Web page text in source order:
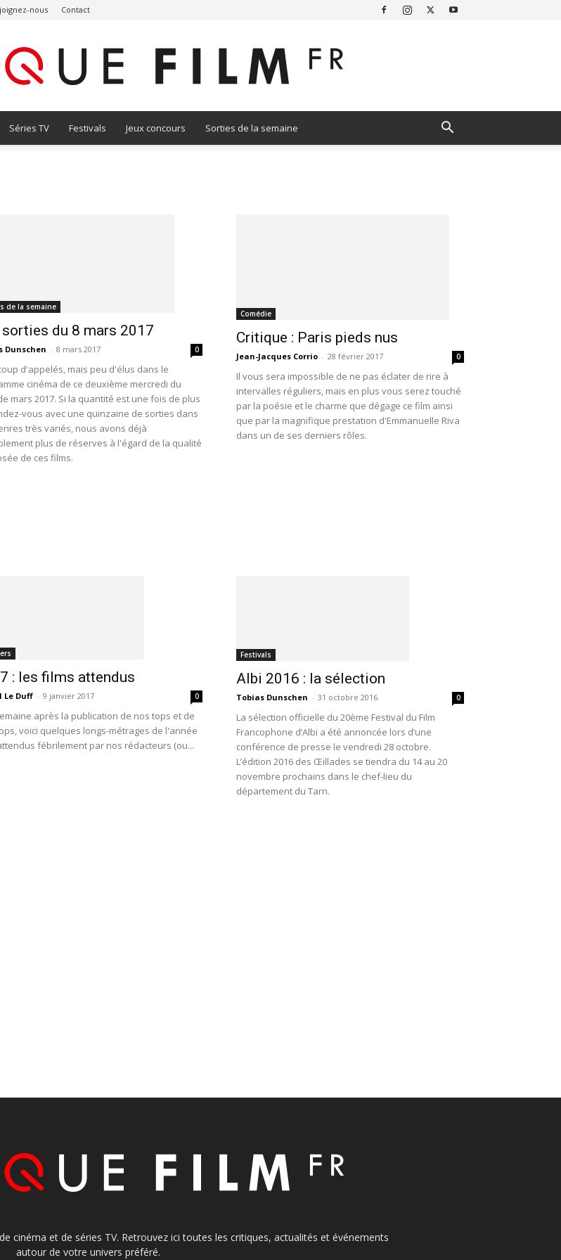
nous Contact
Séries TV Festivals Jeux concours Sorties de la semaine
de la semaine
sorties du 8 mars 2017
Dunschen - 8 mars 2017 0
d'appelés, mais peu d'élus dans le
cinéma de ce deuxième mercredi du
mars 2017. Si la quantité est une fois de plus
vous avec une quinzaine de sorties dans
très variés, nous avons déjà
plus de réserves à l'égard de la qualité
de ces films.
Comédie
Critique : Paris pieds nus
Jean-Jacques Corrio - 28 février 2017 0
Il vous sera impossible de ne pas éclater de rire à
intervalles réguliers, mais en plus vous serez touché
par la poésie et le charme que dégage ce film ainsi
que par la magnifique prestation d'Emmanuelle Riva
dans un de ses derniers rôles.
: les films attendus
Le Duff - 9 janvier 2017 0
après la publication de nos tops et de
voici quelques longs-métrages de l'année
fébrilement par nos rédacteurs (ou...
Festivals
Albi 2016 : la sélection
Tobias Dunschen - 31 octobre 2016 0
La sélection officielle du 20ème Festival du Film
Francophone d’Albi a été annoncée lors d’une
conférence de presse le vendredi 28 octobre.
L’édition 2016 des Œillades se tiendra du 14 au 20
novembre prochains dans le chef-lieu du
département du Tarn.
cinéma et de séries TV. Retrouvez ici toutes les critiques, actualités et événements
autour de votre univers préféré.